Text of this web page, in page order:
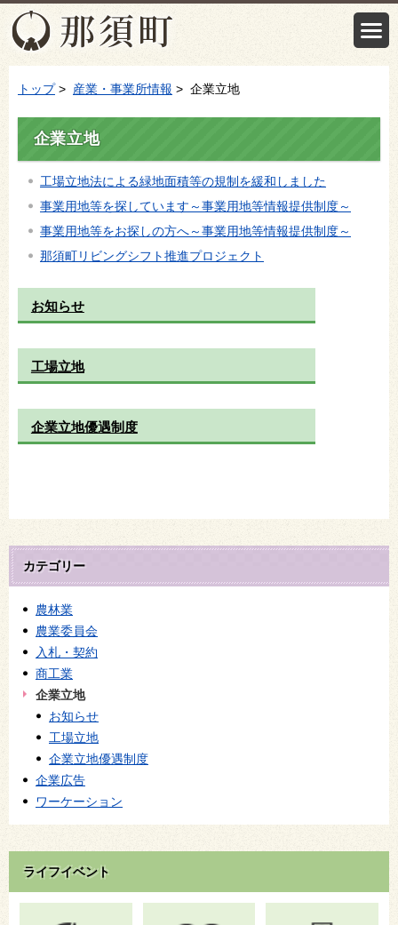
トップ> 産業・事業所情報 > 企業立地
企業立地
工場立地法による緑地面積等の規制を緩和しました
事業用地等を探しています～事業用地等情報提供制度～
事業用地等をお探しの方へ～事業用地等情報提供制度～
那須町リビングシフト推進プロジェクト
お知らせ
工場立地
企業立地優遇制度
カテゴリー
農林業
農業委員会
入札・契約
商工業
企業立地
お知らせ
工場立地
企業立地優遇制度
企業広告
ワーケーション
ライフイベント